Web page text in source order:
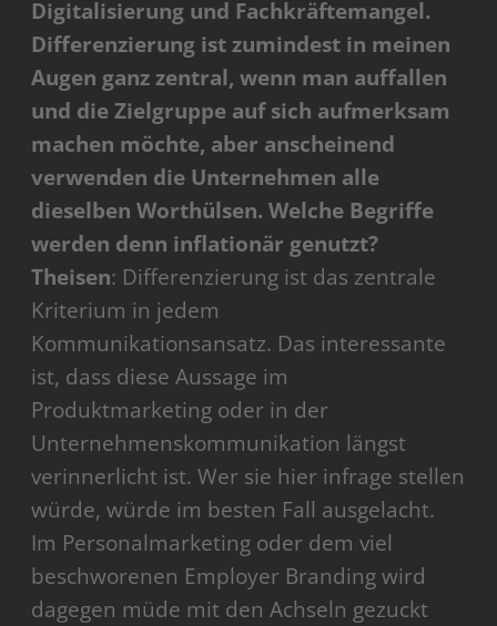
Digitalisierung und Fachkräftemangel.
Differenzierung ist zumindest in meinen
Augen ganz zentral, wenn man auffallen
und die Zielgruppe auf sich aufmerksam
machen möchte, aber anscheinend
verwenden die Unternehmen alle
dieselben Worthülsen. Welche Begriffe
werden denn inflationär genutzt?
Theisen: Differenzierung ist das zentrale
Kriterium in jedem
Kommunikationsansatz. Das interessante
ist, dass diese Aussage im
Produktmarketing oder in der
Unternehmenskommunikation längst
verinnerlicht ist. Wer sie hier infrage stellen
würde, würde im besten Fall ausgelacht.
Im Personalmarketing oder dem viel
beschworenen Employer Branding wird
dagegen müde mit den Achseln gezuckt